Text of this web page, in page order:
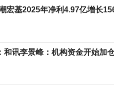
宏基2025年净利4.97亿增长
和讯李景峰：机构资金开始加仓